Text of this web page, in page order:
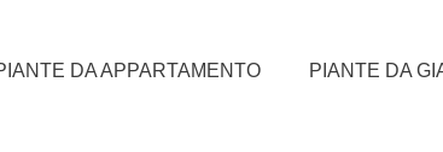
DA APPARTAMENTO PIANTE DA